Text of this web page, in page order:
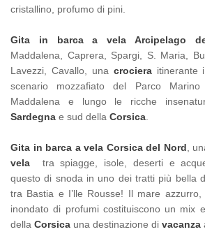
cristallino, profumo di pini.
Gita in barca a vela Arcipelago
Maddalena, Caprera, Spargi, S. Maria,
Lavezzi, Cavallo, una crocieraitinerante
scenario mozzafiato del Parco Marino
Maddalena e lungo le ricche
Sardegna e sud della Corsica
Gita in barca a vela Corsica del Nord ,
vela tra spiagge, isole, deserti e
questo di snoda in uno dei tratti più bella
tra Bastia e I’lle Rousse! Il mare
inondato di profumi costituiscono un mix
della Corsica una destinazione di vacanza